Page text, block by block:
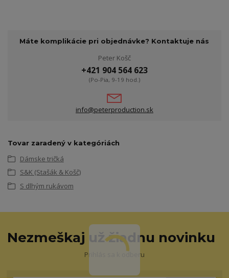
Máte komplikácie pri objednávke? Kontaktuje nás
Peter Košč
+421 904 564 623
(Po-Pia, 9-19 hod.)
info@peterproduction.sk
Tovar zaradený v kategóriách
Dámske tričká
S&K (Stašák & Košč)
S dlhým rukávom
Nezmeškaj už žiadnu novinku
Prihlás sa k odberu